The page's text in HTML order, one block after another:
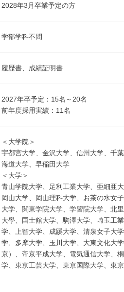
2028年3月卒業予定の方
学部学科不問
履歴書、成績証明書
2027年卒予定：15名～20名
前年度採用実績：11名
＜大学院＞
宇都宮大学、金沢大学、信州大学、千
海道大学、早稲田大学
＜大学＞
青山学院大学、足利工業大学、亜細亜
岡山大学、岡山理科大学、お茶の水女
大学、関東学院大学、学習院大学、北
大學、国士舘大学、駒澤大学、埼玉工
学、上智大学、成蹊大学、清泉女子大
学、多摩大学、玉川大学、大東文化大
京）、帝京平成大学、電気通信大学、
学、東京工芸大学、東京国際大学、東京